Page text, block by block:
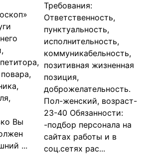
Вы
...
Требования:
Ответственность,
пунктуальность,
исполнительность,
коммуникабельность,
позитивная жизненная
позиция,
доброжелательность.
Пол-женский, возраст-
23-40 Обязанности:
-подбор персонала на
сайтах работы и в
соц.сетях рас...